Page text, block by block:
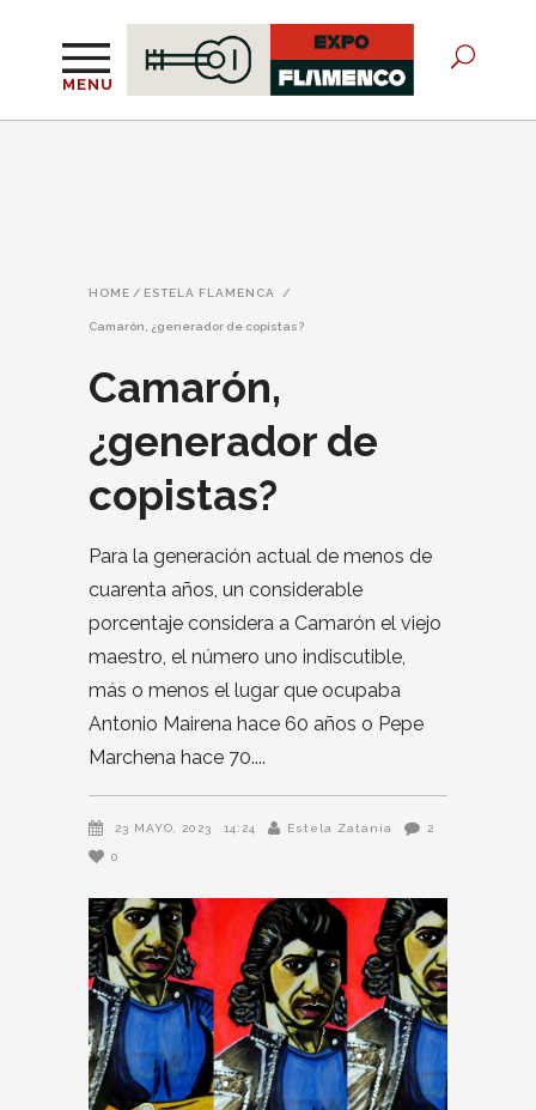
MENU
HOME / ESTELA FLAMENCA /
Camarón, ¿generador de copistas?
Camarón,
¿generador de
copistas?
Para la generación actual de menos de
cuarenta años, un considerable
porcentaje considera a Camarón el viejo
maestro, el número uno indiscutible,
más o menos el lugar que ocupaba
Antonio Mairena hace 60 años o Pepe
Marchena hace 70.
23 MAYO, 2023 14:24 Estela Zatania 2
0